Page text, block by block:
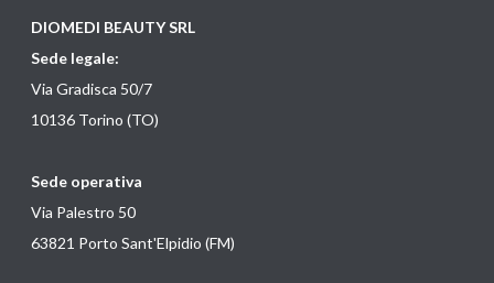
DIOMEDI BEAUTY SRL
Sede legale:
Via Gradisca 50/7
10136 Torino (TO)
Sede operativa
Via Palestro 50
63821 Porto Sant'Elpidio (FM)